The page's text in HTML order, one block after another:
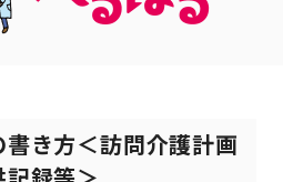
き方＜訪問介護計画